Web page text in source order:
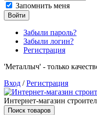
Запомнить меня
Войти
Забыли пароль?
Забыли логин?
Регистрация
'Металлыч' - только
Вход /Регистрация
Интернет-магазин
Поиск товаров